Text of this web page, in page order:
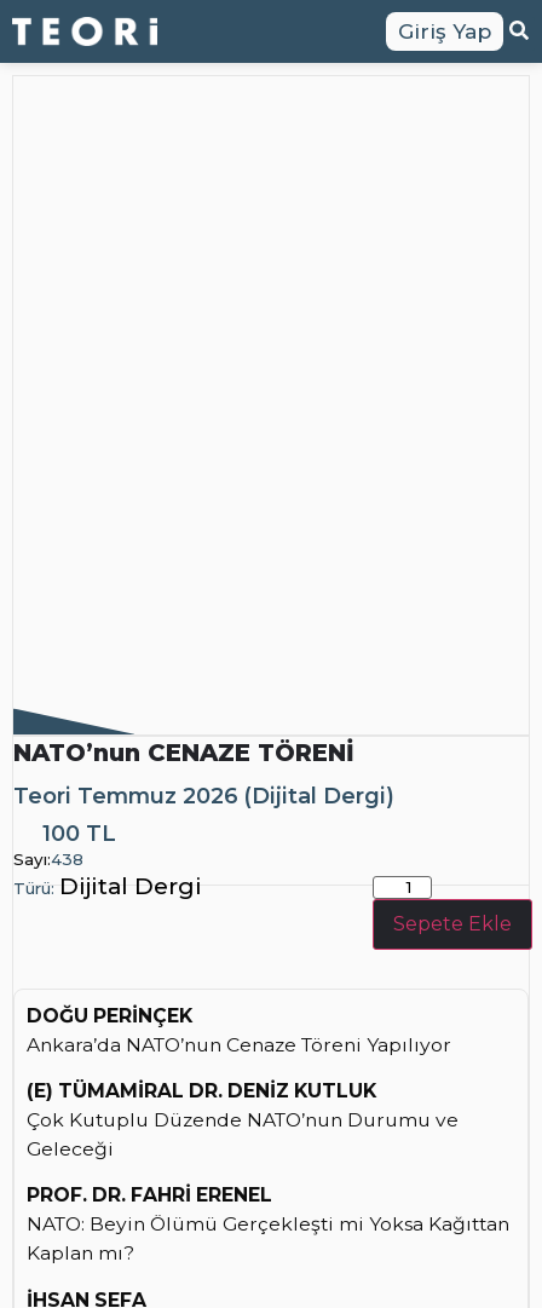
Giriş Yap
Dijital
Dergi
NATO’nun CENAZE TÖRENİ
Teori Temmuz 2026 (Dijital Dergi)
100 TL
Sayı:438
Türü: Dijital Dergi
Sepete Ekle
DOĞU PERİNÇEK
Ankara’da NATO’nun Cenaze Töreni Yapılıyor
(E) TÜMAMİRAL DR. DENİZ KUTLUK
Çok Kutuplu Düzende NATO’nun Durumu ve
Geleceği
PROF. DR. FAHRİ ERENEL
NATO: Beyin Ölümü Gerçekleşti mi Yoksa Kağıttan
Kaplan mı?
İHSAN SEFA